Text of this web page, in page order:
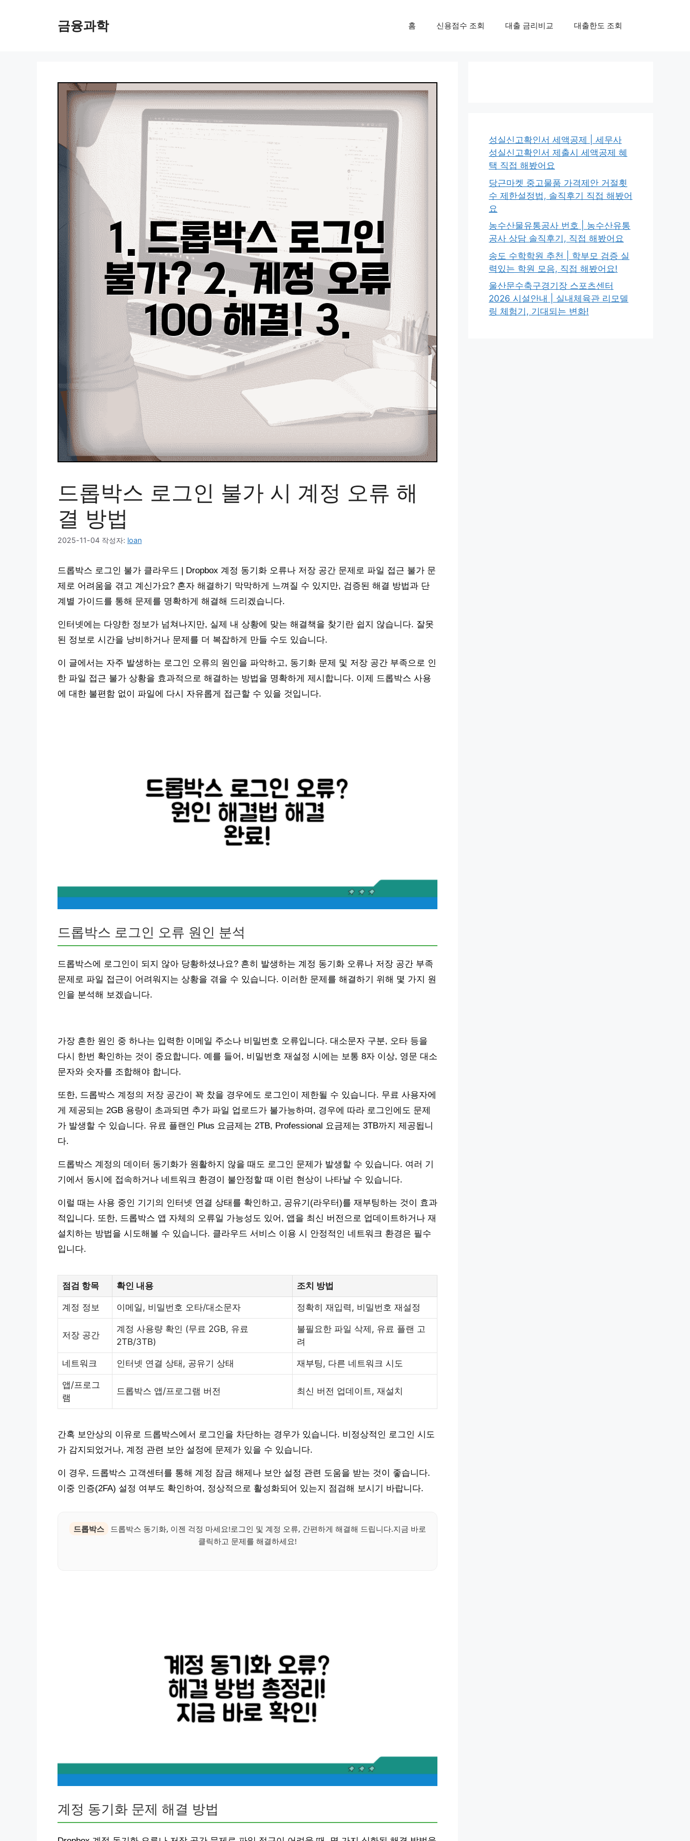
금융과학 홈 신용점수 조회 대출 금리비교 대출한도 조회
드롭박스 로그인 불가 시 계정 오류 해
결 방법
2025-11-04 작성자: loan
드롭박스 로그인 불가 클라우드 | Dropbox 계정 동기화 오류나 저장 공간 문제로 파일 접근 불가 문
제로 어려움을 겪고 계신가요? 혼자 해결하기 막막하게 느껴질 수 있지만, 검증된 해결 방법과 단
계별 가이드를 통해 문제를 명확하게 해결해 드리겠습니다.
인터넷에는 다양한 정보가 넘쳐나지만, 실제 내 상황에 맞는 해결책을 찾기란 쉽지 않습니다. 잘못
된 정보로 시간을 낭비하거나 문제를 더 복잡하게 만들 수도 있습니다.
이 글에서는 자주 발생하는 로그인 오류의 원인을 파악하고, 동기화 문제 및 저장 공간 부족으로 인
한 파일 접근 불가 상황을 효과적으로 해결하는 방법을 명확하게 제시합니다. 이제 드롭박스 사용
에 대한 불편함 없이 파일에 다시 자유롭게 접근할 수 있을 것입니다.
드롭박스 로그인 오류 원인 분석
드롭박스에 로그인이 되지 않아 당황하셨나요? 흔히 발생하는 계정 동기화 오류나 저장 공간 부족
문제로 파일 접근이 어려워지는 상황을 겪을 수 있습니다. 이러한 문제를 해결하기 위해 몇 가지 원
인을 분석해 보겠습니다.
가장 흔한 원인 중 하나는 입력한 이메일 주소나 비밀번호 오류입니다. 대소문자 구분, 오타 등을
다시 한번 확인하는 것이 중요합니다. 예를 들어, 비밀번호 재설정 시에는 보통 8자 이상, 영문 대소
문자와 숫자를 조합해야 합니다.
또한, 드롭박스 계정의 저장 공간이 꽉 찼을 경우에도 로그인이 제한될 수 있습니다. 무료 사용자에
게 제공되는 2GB 용량이 초과되면 추가 파일 업로드가 불가능하며, 경우에 따라 로그인에도 문제
가 발생할 수 있습니다. 유료 플랜인 Plus 요금제는 2TB, Professional 요금제는 3TB까지 제공됩니
다.
드롭박스 계정의 데이터 동기화가 원활하지 않을 때도 로그인 문제가 발생할 수 있습니다. 여러 기
기에서 동시에 접속하거나 네트워크 환경이 불안정할 때 이런 현상이 나타날 수 있습니다.
이럴 때는 사용 중인 기기의 인터넷 연결 상태를 확인하고, 공유기(라우터)를 재부팅하는 것이 효과
적입니다. 또한, 드롭박스 앱 자체의 오류일 가능성도 있어, 앱을 최신 버전으로 업데이트하거나 재
설치하는 방법을 시도해볼 수 있습니다. 클라우드 서비스 이용 시 안정적인 네트워크 환경은 필수
입니다.
점검 항목 확인 내용 조치 방법
계정 정보 이메일, 비밀번호 오타/대소문자 정확히 재입력, 비밀번호 재설정
저장 공간
계정 사용량 확인 (무료 2GB, 유료
2TB/3TB)
불필요한 파일 삭제, 유료 플랜 고
려
네트워크 인터넷 연결 상태, 공유기 상태 재부팅, 다른 네트워크 시도
앱/프로그
램
드롭박스 앱/프로그램 버전 최신 버전 업데이트, 재설치
간혹 보안상의 이유로 드롭박스에서 로그인을 차단하는 경우가 있습니다. 비정상적인 로그인 시도
가 감지되었거나, 계정 관련 보안 설정에 문제가 있을 수 있습니다.
이 경우, 드롭박스 고객센터를 통해 계정 잠금 해제나 보안 설정 관련 도움을 받는 것이 좋습니다.
이중 인증(2FA) 설정 여부도 확인하여, 정상적으로 활성화되어 있는지 점검해 보시기 바랍니다.
드롭박스
드롭박스 동기화, 이젠 걱정 마세요!로그인 및 계정 오류, 간편하게 해결해 드립니다.지금 바로
클릭하고 문제를 해결하세요!
계정 동기화 문제 해결 방법
성실신고확인서 세액공제 | 세무사
성실신고확인서 제출시 세액공제 혜
택 직접 해봤어요
당근마켓 중고물품 가격제안 거절횟
수 제한설정법, 솔직후기 직접 해봤어
요
농수산물유통공사 번호 | 농수산유통
공사 상담 솔직후기, 직접 해봤어요
송도 수학학원 추천 | 학부모 검증 실
력있는 학원 모음, 직접 해봤어요!
울산문수축구경기장 스포츠센터
2026 시설안내 | 실내체육관 리모델
링 체험기, 기대되는 변화!